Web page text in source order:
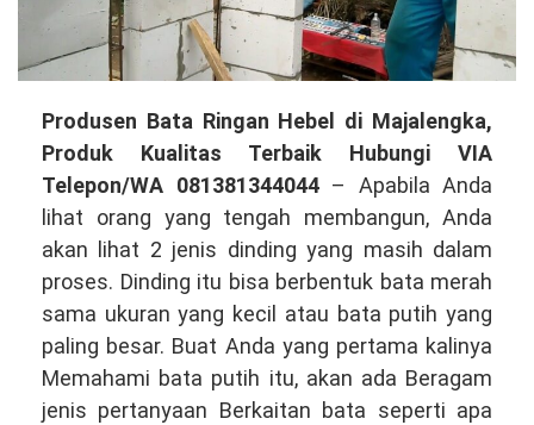
Produsen
Bata
Ringan
Hebel
di
Majalengka,
Produk
Berkualitas
Hubungi
VIA
Produsen Bata Ringan Hebel di Majalengka,
Produk Kualitas Terbaik Hubungi VIA
Telepon/WA 081381344044– Apabila Anda
lihat orang yang tengah membangun, Anda
akan lihat 2 jenis dinding yang masih dalam
proses. Dinding itu bisa berbentuk bata merah
sama ukuran yang kecil atau bata putih yang
paling besar. Buat Anda yang pertama kalinya
Memahami bata putih itu, akan ada Beragam
jenis pertanyaan Berkaitan bata seperti apa